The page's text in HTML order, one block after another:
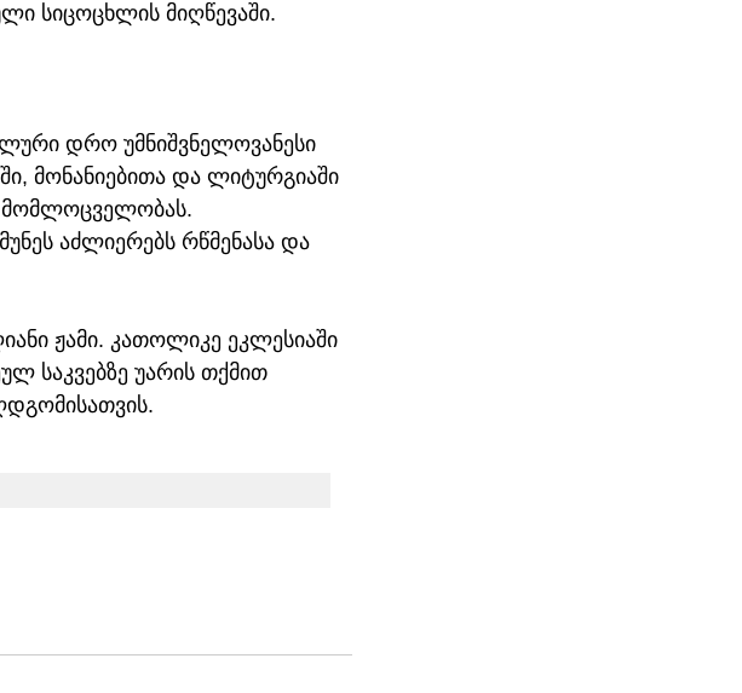
სიცოცხლის მიღწევაში.
დრო უმნიშვნელოვანესი
მონანიებითა და ლიტურგიაში
მომლოცველობას.
აძლიერებს რწმენასა და
ჟამი. კათოლიკე ეკლესიაში
საკვებზე უარის თქმით